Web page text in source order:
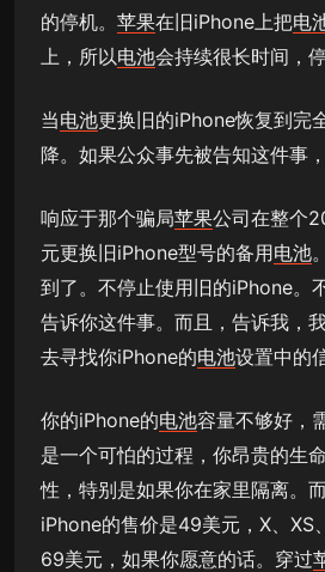
的停机。 苹果在旧iPhone上把电
上，所以电池会持续很长时间，
当电池更换旧的iPhone恢复到完
降。如果公众事先被告知这件事
响应于那个骗局苹果公司在整个
元更换旧iPhone型号的备用电池
到了。不停止使用旧的iPhone。
告诉你这件事。而且，告诉我，
去寻找你iPhone的电池设置中的
你的iPhone的电池容量不够好，
是一个可怕的过程，你昂贵的生
性，特别是如果你在家里隔离。
iPhone的售价是49美元，X、XS
69美元，如果你愿意的话。穿过